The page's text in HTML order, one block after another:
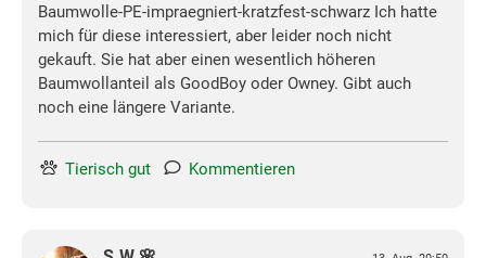
Baumwolle-PE-impraegniert-kratzfest-schwarz Ich hatte
mich für diese interessiert, aber leider noch nicht
gekauft. Sie hat aber einen wesentlich höheren
Baumwollanteil als GoodBoy oder Owney. Gibt auch
noch eine längere Variante.
Tierisch gut Kommentieren